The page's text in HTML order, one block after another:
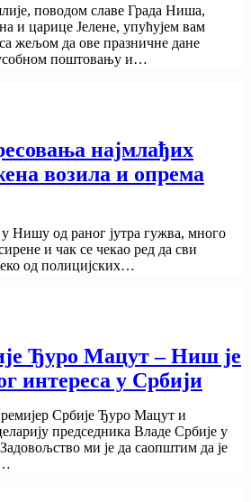
поводом славе Града Ниша,
и царице Јелене, упућујем вам
са жељом да ове празничне дане
поштовању и…
најмлађих
возила и опрема
Нишу од ранoг јутра гужва, много
и чак се чекао ред да сви
од полицијских…
Ђуро Мацут – Ниш је
интереса у Србији
Србије Ђуро Мацут и
председника Владе Србије у
ми је да саопштим да је